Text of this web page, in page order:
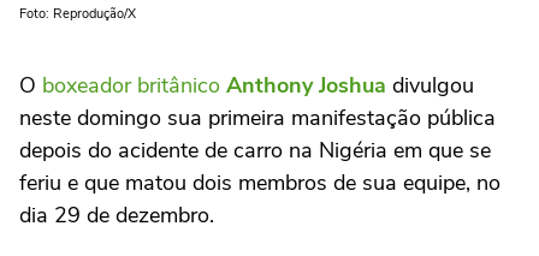
Foto: Reprodução/X
O boxeador britânico Anthony Joshua divulgou
neste domingo sua primeira manifestação pública
depois do acidente de carro na Nigéria em que se
feriu e que matou dois membros de sua equipe, no
dia 29 de dezembro.